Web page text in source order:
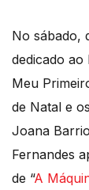
No sábado,
dedicado
Meu
de Natal e
Joana
Fernandes
de “A